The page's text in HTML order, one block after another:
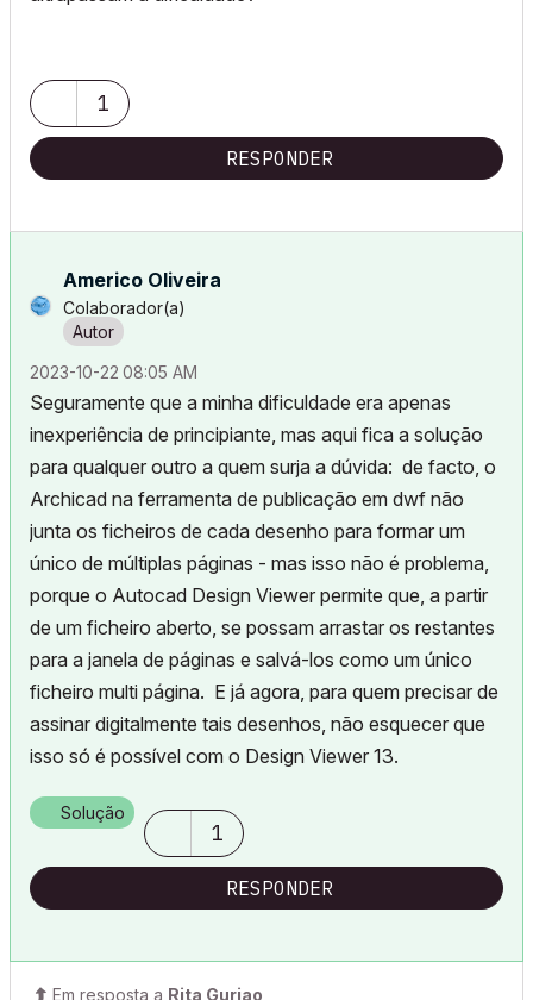
1
RESPONDER
Americo Oliveira
Colaborador(a)
‎2023-10-22 08:05 AM
Seguramente que a minha dificuldade era apenas
inexperiência de principiante, mas aqui fica a solução
para qualquer outro a quem surja a dúvida: de facto, o
Archicad na ferramenta de publicação em dwf não
junta os ficheiros de cada desenho para formar um
único de múltiplas páginas - mas isso não é problema,
porque o Autocad Design Viewer permite que, a partir
de um ficheiro aberto, se possam arrastar os restantes
para a janela de páginas e salvá-los como um único
ficheiro multi página. E já agora, para quem precisar de
assinar digitalmente tais desenhos, não esquecer que
isso só é possível com o Design Viewer 13.
Solução
1
RESPONDER
Em resposta a Rita Gurjao